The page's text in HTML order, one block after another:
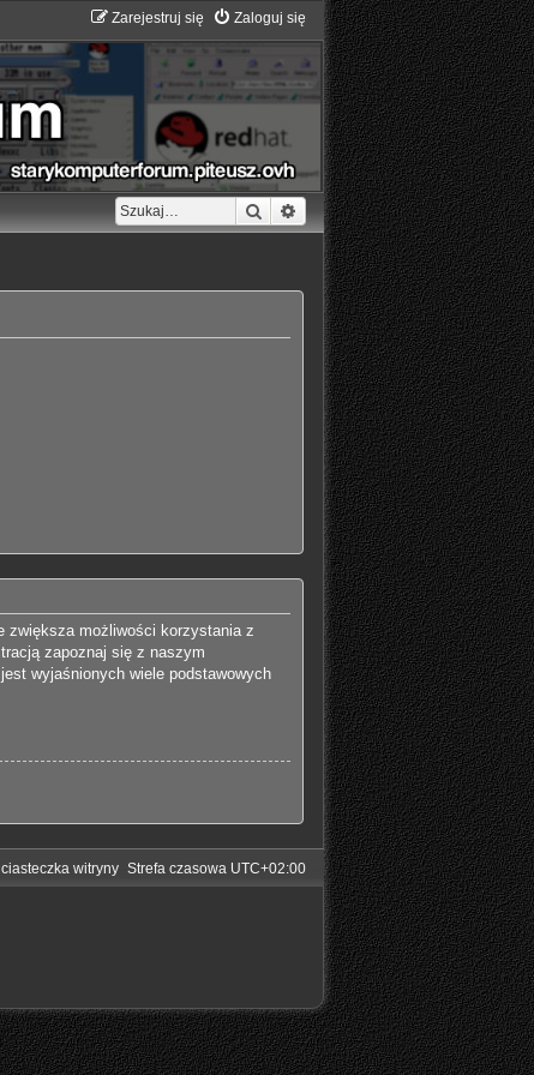
Zaloguj się
Zarejestruj się
Szukaj Wyszukiwanie zaawansowane
zwiększa możliwości korzystania z
zapoznaj się z naszym
wyjaśnionych wiele podstawowych
Strefa czasowa UTC+02:00
witryny